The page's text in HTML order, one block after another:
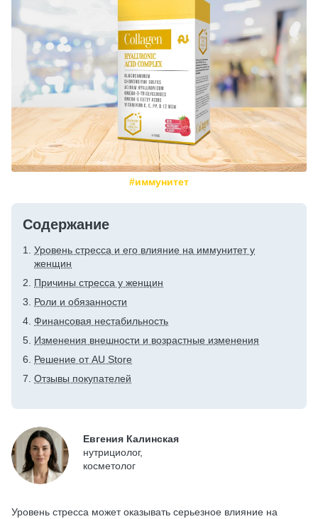
#иммунитет
Содержание
Уровень стресса и его влияние на иммунитет у
женщин
Причины стресса у женщин
Роли и обязанности
Финансовая нестабильность
Изменения внешности и возрастные изменения
Решение от AU Store
Отзывы покупателей
Евгения Калинская
нутрициолог,
косметолог
Уровень стресса может оказывать серьезное влияние на